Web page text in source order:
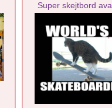
Super skejtbord